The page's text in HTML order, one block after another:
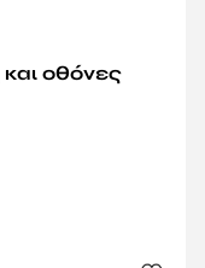
οθόνες